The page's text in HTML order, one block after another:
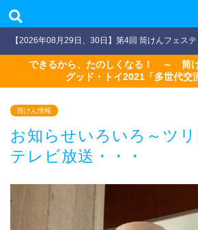
【2026年08月29日、30日】第4回 筒けんフェス
できるから、たのしくなる！ ～ 筒
グッド・トイ2021「多世代交
筒けん情報
お知らせいろいろ～ツリ
テレビ放送・・・